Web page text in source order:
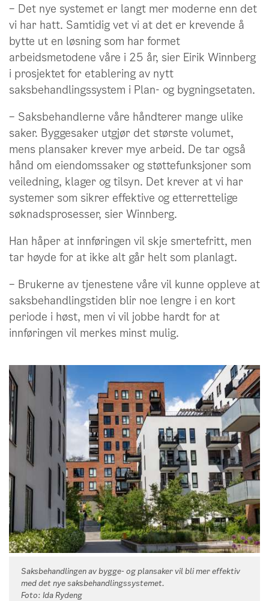
– Det nye systemet er langt mer moderne enn det
vi har hatt. Samtidig vet vi at det er krevende å
bytte ut en løsning som har formet
arbeidsmetodene våre i 25 år, sier Eirik Winnberg
i prosjektet for etablering av nytt
saksbehandlingssystem i Plan- og bygningsetaten.
– Saksbehandlerne våre håndterer mange ulike
saker. Byggesaker utgjør det største volumet,
mens plansaker krever mye arbeid. De tar også
hånd om eiendomssaker og støttefunksjoner som
veiledning, klager og tilsyn. Det krever at vi har
systemer som sikrer effektive og etterrettelige
søknadsprosesser, sier Winnberg.
Han håper at innføringen vil skje smertefritt, men
tar høyde for at ikke alt går helt som planlagt.
– Brukerne av tjenestene våre vil kunne oppleve at
saksbehandlingstiden blir noe lengre i en kort
periode i høst, men vi vil jobbe hardt for at
innføringen vil merkes minst mulig.
Saksbehandlingen av bygge- og plansaker vil bli mer effektiv
med det nye saksbehandlingssystemet.
Foto: Ida Rydeng